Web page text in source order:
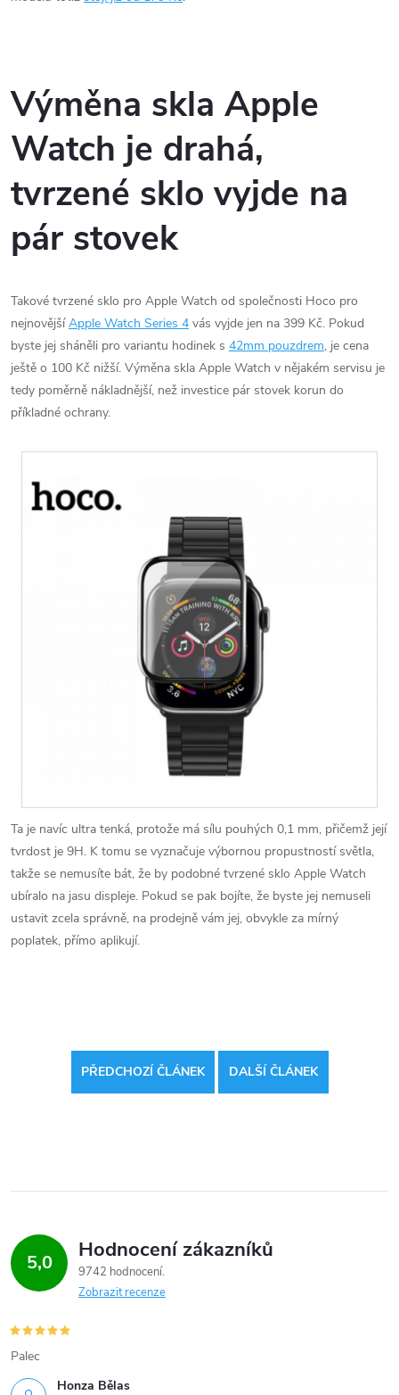
Výměna skla Apple
Watch je drahá,
tvrzené sklo vyjde na
pár stovek
Takové tvrzené sklo pro Apple Watch od společnosti Hoco pro
nejnovějšíApple Watch Series 4 vás vyjde jen na 399 Kč. Pokud
byste jej sháněli pro variantu hodinek s 42mm pouzdrem, je cena
ještě o 100 Kč nižší. Výměna skla Apple Watch v nějakém servisu je
tedy poměrně nákladnější, než investice pár stovek korun do
příkladné ochrany.
Ta je navíc ultra tenká, protože má sílu pouhých 0,1 mm, přičemž její
tvrdost je 9H. K tomu se vyznačuje výbornou propustností světla,
takže se nemusíte bát, že by podobné tvrzené sklo Apple Watch
ubíralo na jasu displeje. Pokud se pak bojíte, že byste jej nemuseli
ustavit zcela správně, na prodejně vám jej, obvykle za mírný
poplatek, přímo aplikují.
PŘEDCHOZÍ ČLÁNEK DALŠÍ ČLÁNEK
5,0 Hodnocení zákazníků
9742 hodnocení
Zobrazit recenze
Honza Bělas
Palec